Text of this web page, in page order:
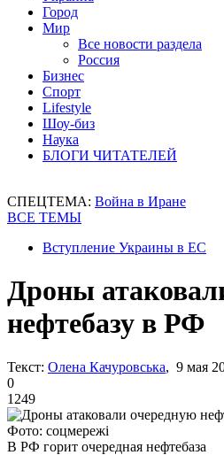
Город
Мир
Все новости раздела
Россия
Бизнес
Спорт
Lifestyle
Шоу-биз
Наука
БЛОГИ ЧИТАТЕЛЕЙ
СПЕЦТЕМА: Война в Иране
ВСЕ ТЕМЫ
Вступление Украины в ЕС
Дроны
нефтебазу в РФ
Текст: Олена Качуровська, 9 мая
0
1249
Фото: соцмережі
В РФ горит очередная нефтебаза